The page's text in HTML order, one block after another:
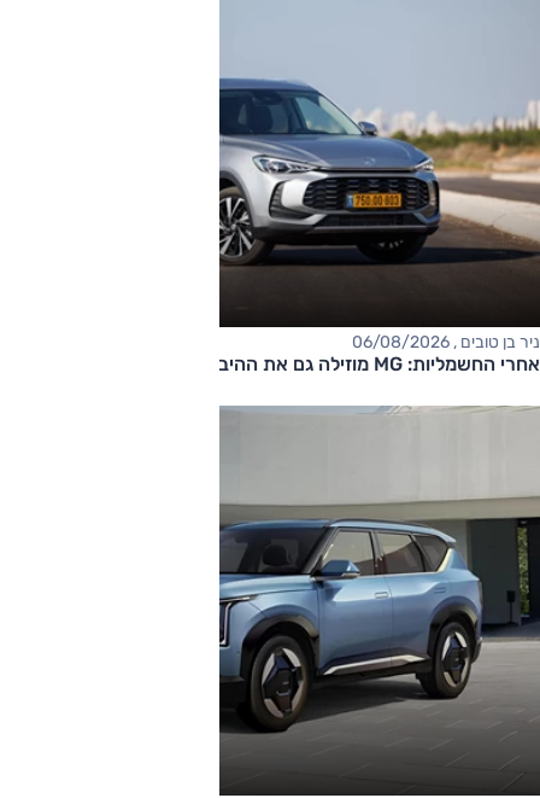
ניר בן טובים , 06/08/2026
אחרי החשמליות: MG מוזילה גם את ההיברידיות